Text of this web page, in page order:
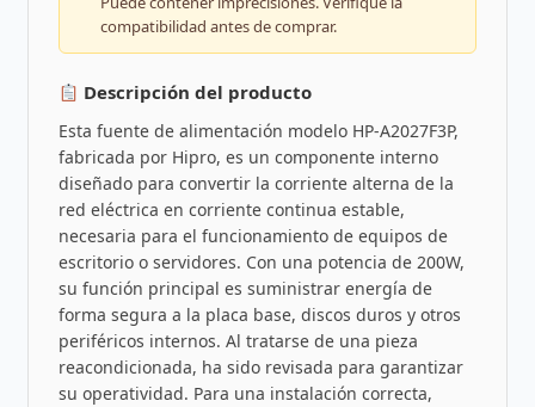
compatibilidad antes de comprar.
Descripción del producto
Esta fuente de alimentación modelo HP-A2027F3P,
fabricada por Hipro, es un componente interno
diseñado para convertir la corriente alterna de la
red eléctrica en corriente continua estable,
necesaria para el funcionamiento de equipos de
escritorio o servidores. Con una potencia de 200W,
su función principal es suministrar energía de
forma segura a la placa base, discos duros y otros
periféricos internos. Al tratarse de una pieza
reacondicionada, ha sido revisada para garantizar
su operatividad. Para una instalación correcta,